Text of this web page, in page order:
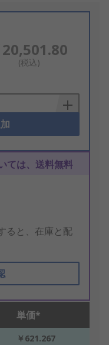
20,501.80
(税込)
ては、送料無料
ると、在庫と配
単価*
￥621.267